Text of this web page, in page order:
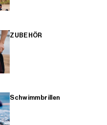
ZUBEHÖR
Schwimmbrillen